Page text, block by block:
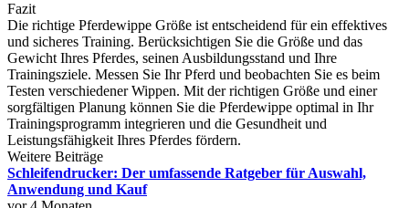
Fazit
Die richtige Pferdewippe Größe ist entscheidend für ein effektives
und sicheres Training. Berücksichtigen Sie die Größe und das
Gewicht Ihres Pferdes, seinen Ausbildungsstand und Ihre
Trainingsziele. Messen Sie Ihr Pferd und beobachten Sie es beim
Testen verschiedener Wippen. Mit der richtigen Größe und einer
sorgfältigen Planung können Sie die Pferdewippe optimal in Ihr
Trainingsprogramm integrieren und die Gesundheit und
Leistungsfähigkeit Ihres Pferdes fördern.
Weitere Beiträge
Schleifendrucker: Der umfassende Ratgeber für Auswahl,
Anwendung und Kauf